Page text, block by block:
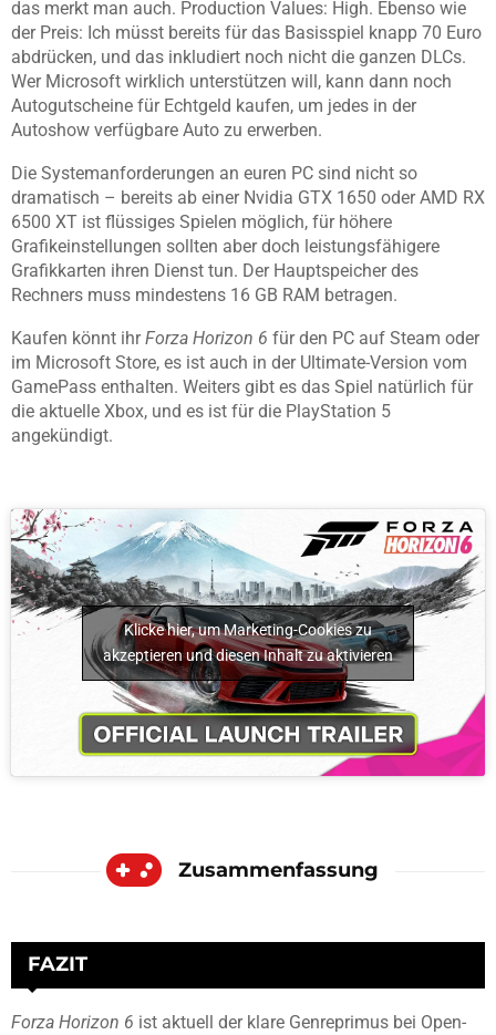
das merkt man auch. Production Values: High. Ebenso wie
der Preis: Ich müsst bereits für das Basisspiel knapp 70 Euro
abdrücken, und das inkludiert noch nicht die ganzen DLCs.
Wer Microsoft wirklich unterstützen will, kann dann noch
Autogutscheine für Echtgeld kaufen, um jedes in der
Autoshow verfügbare Auto zu erwerben.
Die Systemanforderungen an euren PC sind nicht so
dramatisch – bereits ab einer Nvidia GTX 1650 oder AMD RX
6500 XT ist flüssiges Spielen möglich, für höhere
Grafikeinstellungen sollten aber doch leistungsfähigere
Grafikkarten ihren Dienst tun. Der Hauptspeicher des
Rechners muss mindestens 16 GB RAM betragen.
Kaufen könnt ihrForza Horizon 6 für den PC auf Steam oder
im Microsoft Store, es ist auch in der Ultimate-Version vom
GamePass enthalten. Weiters gibt es das Spiel natürlich für
die aktuelle Xbox, und es ist für die PlayStation 5
angekündigt.
Klicke hier, um Marketing-Cookies zu
akzeptieren und diesen Inhalt zu aktivieren
Zusammenfassung
FAZIT
Forza Horizon 6 ist aktuell der klare Genreprimus bei Open-